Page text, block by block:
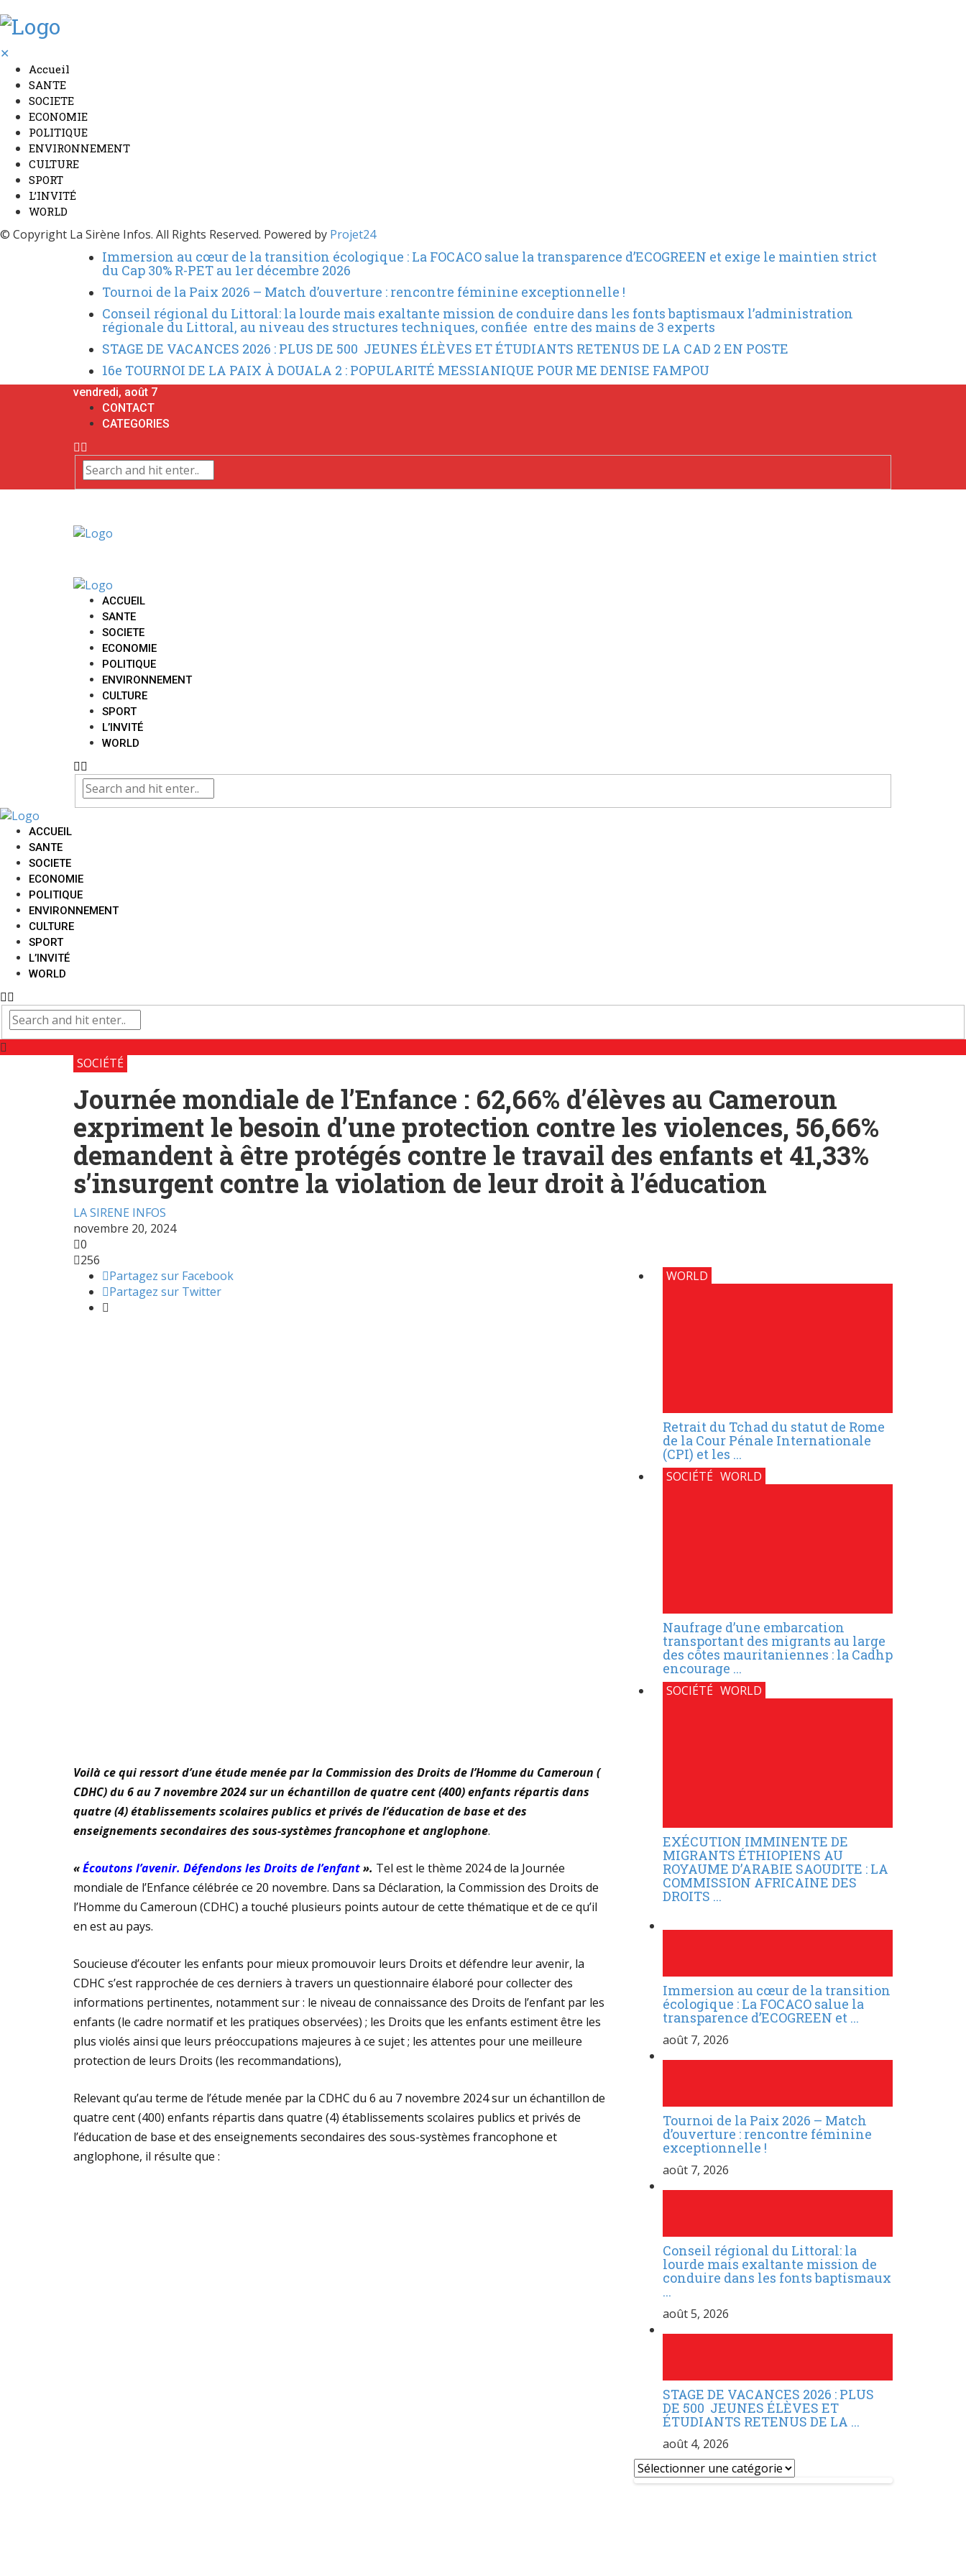
✕
Accueil
SANTE
SOCIETE
ECONOMIE
POLITIQUE
ENVIRONNEMENT
CULTURE
SPORT
L’INVITÉ
WORLD
© Copyright La Sirène Infos. All Rights Reserved. Powered by Projet24
Immersion au cœur de la transition écologique : La FOCACO salue la transparence d’ECOGREEN et exige le maintien strict
du Cap 30% R-PET au 1er décembre 2026
Tournoi de la Paix 2026 – Match d’ouverture : rencontre féminine exceptionnelle !
Conseil régional du Littoral: la lourde mais exaltante mission de conduire dans les fonts baptismaux l’administration
régionale du Littoral, au niveau des structures techniques, confiée entre des mains de 3 experts
STAGE DE VACANCES 2026 : PLUS DE 500 JEUNES ÉLÈVES ET ÉTUDIANTS RETENUS DE LA CAD 2 EN POSTE
16e TOURNOI DE LA PAIX À DOUALA 2 : POPULARITÉ MESSIANIQUE POUR ME DENISE FAMPOU
vendredi, août 7
CONTACT
CATEGORIES
ACCUEIL
SANTE
SOCIETE
ECONOMIE
POLITIQUE
ENVIRONNEMENT
CULTURE
SPORT
L’INVITÉ
WORLD
ACCUEIL
SANTE
SOCIETE
ECONOMIE
POLITIQUE
ENVIRONNEMENT
CULTURE
SPORT
L’INVITÉ
WORLD
SOCIÉTÉ
Journée mondiale de l’Enfance : 62,66% d’élèves au Cameroun
expriment le besoin d’une protection contre les violences, 56,66%
demandent à être protégés contre le travail des enfants et 41,33%
s’insurgent contre la violation de leur droit à l’éducation
LA SIRENE INFOS
novembre 20, 2024
0
256
Partagez sur Facebook
Partagez sur Twitter
Voilà ce qui ressort d’une étude menée par la Commission des Droits de l’Homme du Cameroun (
CDHC) du 6 au 7 novembre 2024 sur un échantillon de quatre cent (400) enfants répartis dans
quatre (4) établissements scolaires publics et privés de l’éducation de base et des
enseignements secondaires des sous-systèmes francophone et anglophone.
«Écoutons l’avenir. Défendons les Droits de l’enfant». Tel est le thème 2024 de la Journée
mondiale de l’Enfance célébrée ce 20 novembre. Dans sa Déclaration, la Commission des Droits de
l’Homme du Cameroun (CDHC) a touché plusieurs points autour de cette thématique et de ce qu’il
en est au pays.
Soucieuse d’écouter les enfants pour mieux promouvoir leurs Droits et défendre leur avenir, la
CDHC s’est rapprochée de ces derniers à travers un questionnaire élaboré pour collecter des
informations pertinentes, notamment sur : le niveau de connaissance des Droits de l’enfant par les
enfants (le cadre normatif et les pratiques observées) ; les Droits que les enfants estiment être les
plus violés ainsi que leurs préoccupations majeures à ce sujet ; les attentes pour une meilleure
protection de leurs Droits (les recommandations),
Relevant qu’au terme de l’étude menée par la CDHC du 6 au 7 novembre 2024 sur un échantillon de
quatre cent (400) enfants répartis dans quatre (4) établissements scolaires publics et privés de
l’éducation de base et des enseignements secondaires des sous-systèmes francophone et
anglophone, il résulte que :
WORLD
Retrait du Tchad du statut de Rome
de la Cour Pénale Internationale
(CPI) et les ...
SOCIÉTÉ WORLD
Naufrage d’une embarcation
transportant des migrants au large
des côtes mauritaniennes : la Cadhp
encourage ...
SOCIÉTÉ WORLD
EXÉCUTION IMMINENTE DE
MIGRANTS ÉTHIOPIENS AU
ROYAUME D’ARABIE SAOUDITE : LA
COMMISSION AFRICAINE DES
DROITS ...
Immersion au cœur de la transition
écologique : La FOCACO salue la
transparence d’ECOGREEN et ...
août 7, 2026
Tournoi de la Paix 2026 – Match
d’ouverture : rencontre féminine
exceptionnelle !
août 7, 2026
Conseil régional du Littoral: la
lourde mais exaltante mission de
conduire dans les fonts baptismaux
...
août 5, 2026
STAGE DE VACANCES 2026 : PLUS
DE 500 JEUNES ÉLÈVES ET
ÉTUDIANTS RETENUS DE LA ...
août 4, 2026